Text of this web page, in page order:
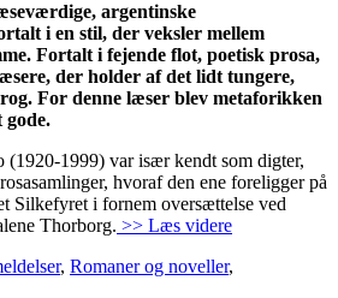
argentinske
i en stil, der veksler mellem
Fortalt i fejende flot, poetisk prosa,
der holder af det lidt tungere,
For denne læser blev metaforikken
gode.
(1920-1999) var især kendt som digter,
hvoraf den ene foreligger på
Silkefyret i fornem oversættelse ved
Thorborg. >> Læs videre
, Romaner og noveller,